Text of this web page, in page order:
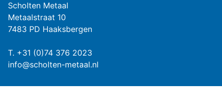
Scholten Metaal
Metaalstraat 10
7483 PD Haaksbergen
T. +31 (0)74 376 2023
info@scholten-metaal.nl